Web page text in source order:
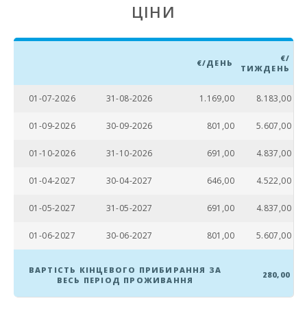
Пляж Кала
пещери (km):
Піщаний пляж -
(км):
Піщаний і
Альканада (м):
Пляж Плая де
Муро (км):
Пляж Кала
ЦІНИ
€/ДЕНЬ
€/
ТИЖДЕНЬ
01-07-2026 31-08-2026 1.169,00 8.183,00
01-09-2026 30-09-2026 801,00 5.607,00
01-10-2026 31-10-2026 691,00 4.837,00
01-04-2027 30-04-2027 646,00 4.522,00
01-05-2027 31-05-2027 691,00 4.837,00
01-06-2027 30-06-2027 801,00 5.607,00
ВАРТІСТЬ КІНЦЕВОГО ПРИБИРАННЯ ЗА
ВЕСЬ ПЕРІОД ПРОЖИВАННЯ
280,00